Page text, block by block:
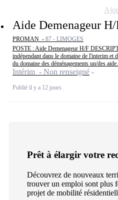
Aide Demenageur
PROMAN - 87 - LIMOGES
POSTE : Aide Demenageur H/F
indépendant dans le domaine de l'interim et
du domaine des déménagements un/des
Intérim - Non renseigné
Publié il y a 12 jours
Prêt à élargir votre
Découvrez de nouveaux
trouver un emploi sont plus
projet de mobilité